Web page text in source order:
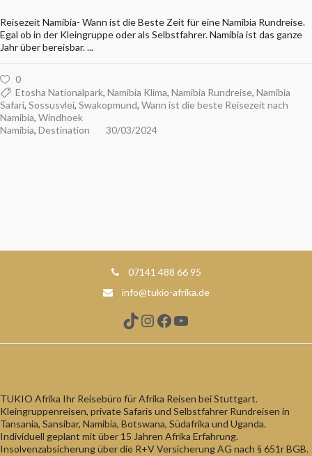
Reisezeit Namibia- Wann ist die Beste Zeit für eine Namibia Rundreise.
Egal ob in der Kleingruppe oder als Selbstfahrer. Namibia ist das ganze
Jahr über bereisbar.
0
Etosha Nationalpark, Namibia Klima, Namibia Rundreise, Namibia
Safari, Sossusvlei, Swakopmund, Wann ist die beste Reisezeit nach
Namibia, Windhoek
Namibia, Destination 30/03/2024
07141 488 66 95
info@tukio-afrika.de
TikTok
Instagram
Facebook
YouTube
TUKIO Afrika Ihr Reisebüro für Afrika Reisen bei Stuttgart.
Kleingruppenreisen, private Safaris und Selbstfahrer Rundreisen in
Tansania, Sansibar, Namibia, Botswana, Südafrika und Uganda.
Individuell geplant mit über 15 Jahren Afrika Erfahrung.
Insolvenzabsicherung über die R+V Versicherung AG nach § 651r BGB.